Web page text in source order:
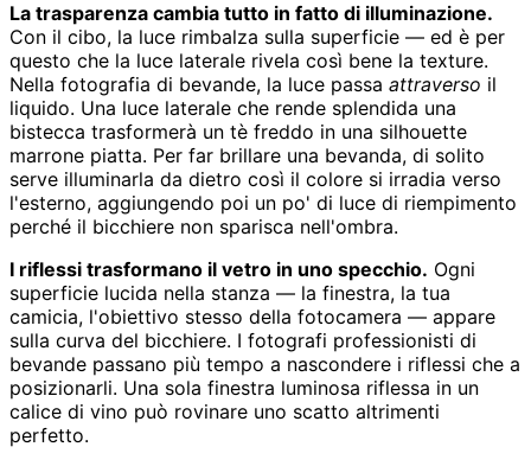
La trasparenza cambia tutto in fatto di illuminazione.
Con il cibo, la luce rimbalza sulla superficie — ed è per
questo che la luce laterale rivela così bene la texture.
Nella fotografia di bevande, la luce passa attraverso il
liquido. Una luce laterale che rende splendida una
bistecca trasformerà un tè freddo in una silhouette
marrone piatta. Per far brillare una bevanda, di solito
serve illuminarla da dietro così il colore si irradia verso
l'esterno, aggiungendo poi un po' di luce di riempimento
perché il bicchiere non sparisca nell'ombra.
I riflessi trasformano il vetro in uno specchio. Ogni
superficie lucida nella stanza — la finestra, la tua
camicia, l'obiettivo stesso della fotocamera — appare
sulla curva del bicchiere. I fotografi professionisti di
bevande passano più tempo a nascondere i riflessi che a
posizionarli. Una sola finestra luminosa riflessa in un
calice di vino può rovinare uno scatto altrimenti
perfetto.